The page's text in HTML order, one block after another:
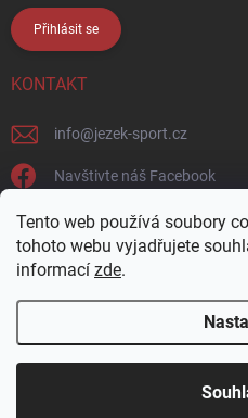
Tento web používá soubory
tohoto webu vyjadřujete
informací zde.
Přijďte si vybrat osobně!
Přihlásit se
KONTAKT
info@jezek-sport.cz
Navštivte náš Facebook
jezek_sport_np/
Copyright 2026Ježek sport s.r.o..